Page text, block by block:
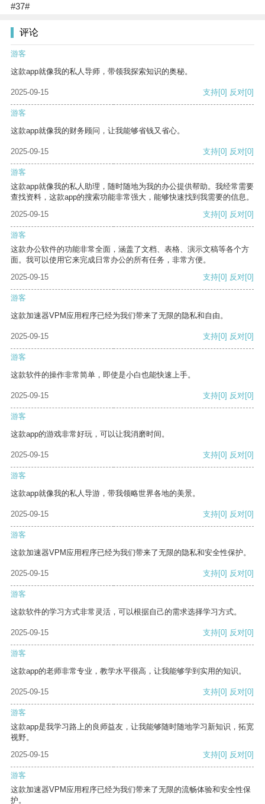
#37#
评论
游客
这款app就像我的私人导师，带领我探索知识的奥秘。
2025-09-15 支持[0] 反对[0]
游客
这款app就像我的财务顾问，让我能够省钱又省心。
2025-09-15 支持[0] 反对[0]
游客
这款app就像我的私人助理，随时随地为我的办公提供帮助。我经常需要
查找资料，这款app的搜索功能非常强大，能够快速找到我需要的信息。
2025-09-15
支持[0] 反对[0]
游客
这款办公软件的功能非常全面，涵盖了文档、表格、演示文稿等各个方
面。我可以使用它来完成日常办公的所有任务，非常方便。
2025-09-15
支持[0] 反对[0]
游客
这款加速器VPM应用程序已经为我们带来了无限的隐私和自由。
2025-09-15 支持[0] 反对[0]
游客
这款软件的操作非常简单，即使是小白也能快速上手。
2025-09-15 支持[0] 反对[0]
游客
这款app的游戏非常好玩，可以让我消磨时间。
2025-09-15 支持[0] 反对[0]
游客
这款app就像我的私人导游，带我领略世界各地的美景。
2025-09-15 支持[0] 反对[0]
游客
这款加速器VPM应用程序已经为我们带来了无限的隐私和安全性保护。
2025-09-15 支持[0] 反对[0]
游客
这款软件的学习方式非常灵活，可以根据自己的需求选择学习方式。
2025-09-15 支持[0] 反对[0]
游客
这款app的老师非常专业，教学水平很高，让我能够学到实用的知识。
2025-09-15 支持[0] 反对[0]
游客
这款app是我学习路上的良师益友，让我能够随时随地学习新知识，拓宽
视野。
2025-09-15
支持[0] 反对[0]
游客
这款加速器VPM应用程序已经为我们带来了无限的流畅体验和安全性保
护。